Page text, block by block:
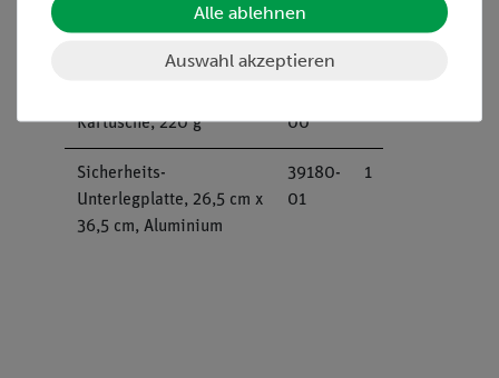
Kompaktwaage OHAUS
48913-
Kartusche, 220 g
00
Sicherheits-
Unterlegplatte, 26,5 cm x
36,5 cm, Aluminium
39180-
01
1
Alle ablehnen
Auswahl akzeptieren